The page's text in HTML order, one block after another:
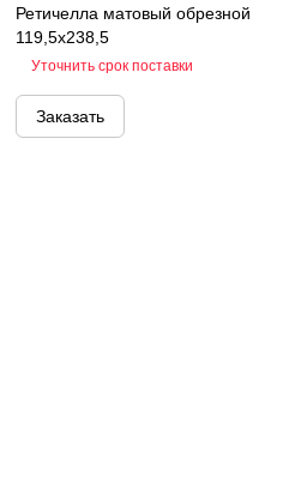
Ретичелла матовый обрезной
119,5x238,5
Уточнить срок поставки
Заказать